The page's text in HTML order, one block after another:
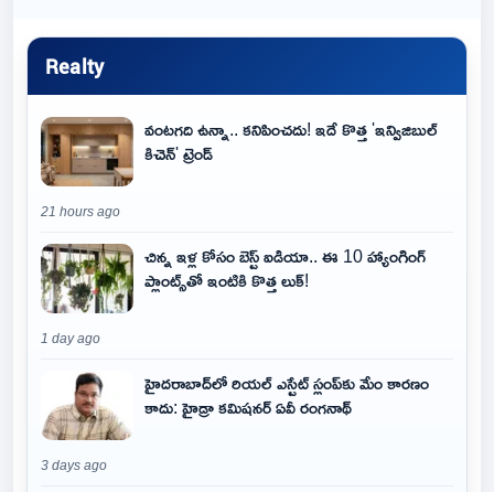
Realty
వంటగది ఉన్నా.. కనిపించదు! ఇదే కొత్త 'ఇన్విజిబుల్
కిచెన్' ట్రెండ్
21 hours ago
చిన్న ఇళ్ల కోసం బెస్ట్ ఐడియా.. ఈ 10 హ్యాంగింగ్
ప్లాంట్స్‌తో ఇంటికి కొత్త లుక్!
1 day ago
హైదరాబాద్‌లో రియల్ ఎస్టేట్ స్లంప్‌కు మేం కారణం
కాదు: హైడ్రా కమిషనర్ ఏవీ రంగనాథ్
3 days ago